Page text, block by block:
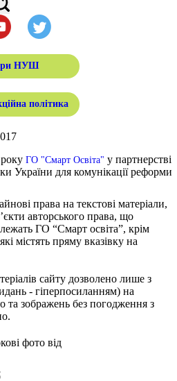
НУШ
політика
ГО "Смарт Освіта" у партнерстві
України для комунікації реформи
права на текстові матеріали,
авторського права, що
ГО “Смарт освіта”, крім
містять пряму вказівку на
сайту дозволено лише з
- гіперпосиланням) на
та зображень без погодження з
фото від